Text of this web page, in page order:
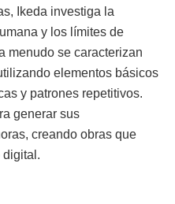
Ikeda investiga la
y los límites de
menudo se caracterizan
elementos básicos
y patrones repetitivos.
generar sus
creando obras que
digital.